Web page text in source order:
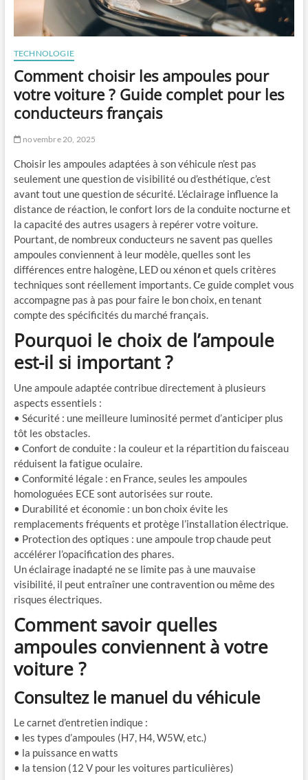
TECHNOLOGIE
Comment choisir les ampoules pour
votre voiture ? Guide complet pour les
conducteurs français
novembre 20, 2025
Choisir les ampoules adaptées à son véhicule n’est pas
seulement une question de visibilité ou d’esthétique, c’est
avant tout une question de sécurité. L’éclairage influence la
distance de réaction, le confort lors de la conduite nocturne et
la capacité des autres usagers à repérer votre voiture.
Pourtant, de nombreux conducteurs ne savent pas quelles
ampoules conviennent à leur modèle, quelles sont les
différences entre halogène, LED ou xénon et quels critères
techniques sont réellement importants. Ce guide complet vous
accompagne pas à pas pour faire le bon choix, en tenant
compte des spécificités du marché français.
Pourquoi le choix de l’ampoule
est-il si important ?
Une ampoule adaptée contribue directement à plusieurs
aspects essentiels :
• Sécurité : une meilleure luminosité permet d’anticiper plus
tôt les obstacles.
• Confort de conduite : la couleur et la répartition du faisceau
réduisent la fatigue oculaire.
• Conformité légale : en France, seules les ampoules
homologuées ECE sont autorisées sur route.
• Durabilité et économie : un bon choix évite les
remplacements fréquents et protège l’installation électrique.
• Protection des optiques : une ampoule trop chaude peut
accélérer l’opacification des phares.
Un éclairage inadapté ne se limite pas à une mauvaise
visibilité, il peut entraîner une contravention ou même des
risques électriques.
Comment savoir quelles
ampoules conviennent à votre
voiture ?
Consultez le manuel du véhicule
Le carnet d’entretien indique :
• les types d’ampoules (H7, H4, W5W, etc.)
• la puissance en watts
• la tension (12 V pour les voitures particulières)